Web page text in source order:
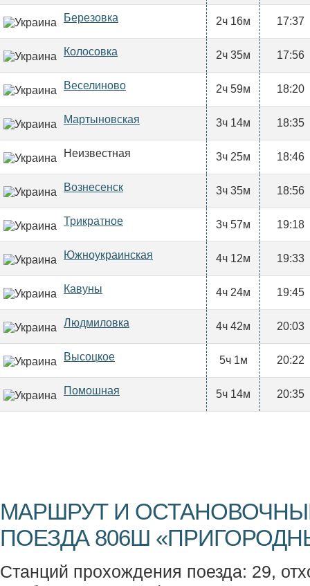
Березовка 2ч 16м 17:37
Колосовка 2ч 35м 17:56
Веселиново 2ч 59м 18:20
Мартыновская 3ч 14м 18:35
Неизвестная 3ч 25м 18:46
Вознесенск 3ч 35м 18:56
Трикратное 3ч 57м 19:18
Южноукраинская 4ч 12м 19:33
Кавуны 4ч 24м 19:45
Людмиловка 4ч 42м 20:03
Высоцкое 5ч 1м 20:22
Помошная 5ч 14м 20:35
МАРШРУТ И
ПОЕЗДА 806Ш
Станций прохождения поезда: 29,